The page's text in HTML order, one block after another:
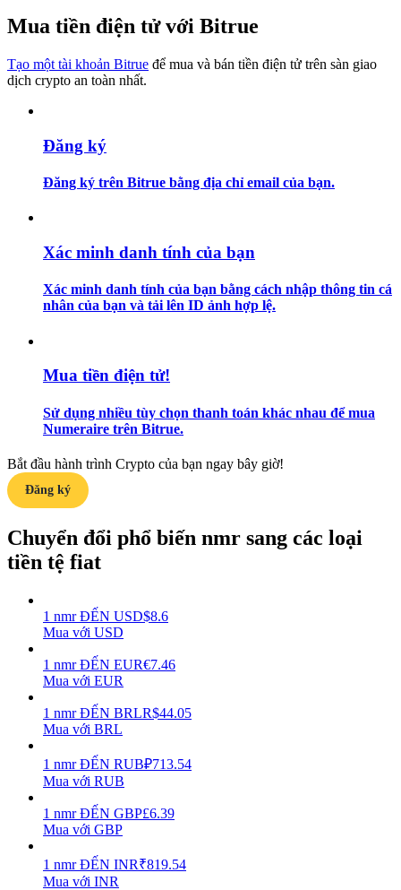
Hướng dẫn
Học cách duy trì lợi nhuận
Power Piggy
Làm cho tài sản của bạn tăng giá trị đều đặn
Mua tiền điện tử với Bitrue
Tạo một tài khoản Bitrue để mua và bán tiền điện tử trên sàn giao
dịch crypto an toàn nhất.
Đăng ký
Đăng ký trên Bitrue bằng địa chỉ email của bạn.
Xác minh danh tính của bạn
Xác minh danh tính của bạn bằng cách nhập thông tin cá
nhân của bạn và tải lên ID ảnh hợp lệ.
Mua tiền điện tử!
Sử dụng nhiều tùy chọn thanh toán khác nhau để mua
Numeraire trên Bitrue.
Bắt đầu hành trình Crypto của bạn ngay bây giờ!
Đăng ký
Chuyển đổi phổ biến nmr sang các loại
tiền tệ fiat
1 nmr ĐẾN USD$8.6
Mua với USD
1 nmr ĐẾN EUR€7.46
Mua với EUR
1 nmr ĐẾN BRLR$44.05
Mua với BRL
1 nmr ĐẾN RUB₽713.54
Mua với RUB
1 nmr ĐẾN GBP£6.39
Mua với GBP
1 nmr ĐẾN INR₹819.54
Mua với INR